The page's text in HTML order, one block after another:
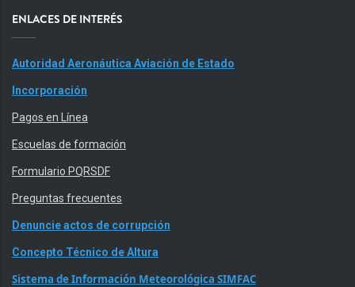
ENLACES DE INTERÉS
Autoridad Aeronáutica Aviación de Estado
Incorporación
Pagos en Línea
Escuelas de formación
Formulario PQRSDF
Preguntas frecuentes
Denuncie actos de corrupción
Concepto Técnico de Altura
Sistema de Información Meteorológica SIMFAC